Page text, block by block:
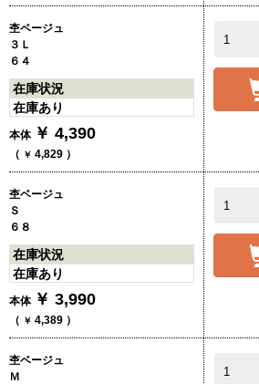
杢ベージュ
３Ｌ
６４
在庫状況
在庫あり
本体 ￥ 4,390
（ ￥ 4,829 ）
杢ベージュ
Ｓ
６８
在庫状況
在庫あり
本体 ￥ 3,990
（ ￥ 4,389 ）
杢ベージュ
Ｍ